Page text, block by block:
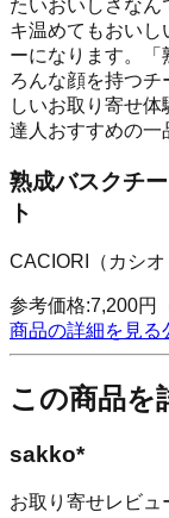
たいおいしさなん
キ温めてもおいし
ーになります。「
ろんな顔を持つチ
しいお取り寄せ体
達人おすすめの一
熟成バスクチ
ト
CACIORI（カシ
参考価格:7,200円
商品の詳細を見る
この商品を
sakko*
お取り寄せレビュ